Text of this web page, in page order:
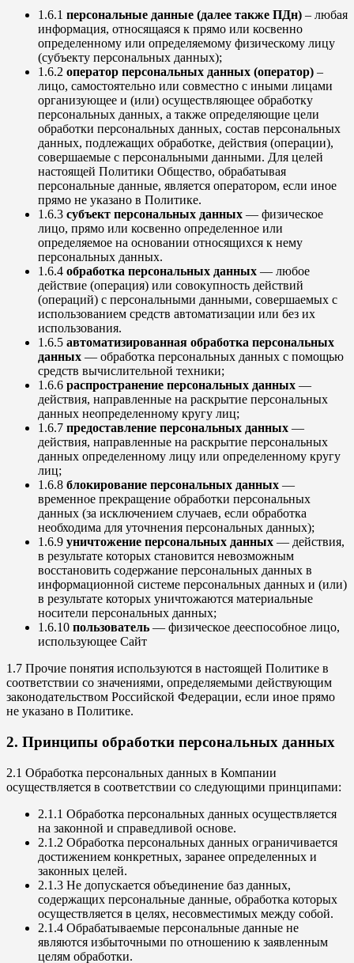
1.6.1 персональные данные (далее также ПДн) – любая
информация, относящаяся к прямо или косвенно
определенному или определяемому физическому лицу
(субъекту персональных данных);
1.6.2 оператор персональных данных (оператор) –
лицо, самостоятельно или совместно с иными лицами
организующее и (или) осуществляющее обработку
персональных данных, а также определяющие цели
обработки персональных данных, состав персональных
данных, подлежащих обработке, действия (операции),
совершаемые с персональными данными. Для целей
настоящей Политики Общество, обрабатывая
персональные данные, является оператором, если иное
прямо не указано в Политике.
1.6.3 субъект персональных данных — физическое
лицо, прямо или косвенно определенное или
определяемое на основании относящихся к нему
персональных данных.
1.6.4 обработка персональных данных — любое
действие (операция) или совокупность действий
(операций) с персональными данными, совершаемых с
использованием средств автоматизации или без их
использования.
1.6.5 автоматизированная обработка персональных
данных — обработка персональных данных с помощью
средств вычислительной техники;
1.6.6 распространение персональных данных —
действия, направленные на раскрытие персональных
данных неопределенному кругу лиц;
1.6.7 предоставление персональных данных —
действия, направленные на раскрытие персональных
данных определенному лицу или определенному кругу
лиц;
1.6.8 блокирование персональных данных —
временное прекращение обработки персональных
данных (за исключением случаев, если обработка
необходима для уточнения персональных данных);
1.6.9 уничтожение персональных данных — действия,
в результате которых становится невозможным
восстановить содержание персональных данных в
информационной системе персональных данных и (или)
в результате которых уничтожаются материальные
носители персональных данных;
1.6.10 пользователь — физическое дееспособное лицо,
использующее Сайт
1.7 Прочие понятия используются в настоящей Политике в
соответствии со значениями, определяемыми действующим
законодательством Российской Федерации, если иное прямо
не указано в Политике.
2. Принципы обработки персональных данных
2.1 Обработка персональных данных в Компании
осуществляется в соответствии со следующими принципами:
2.1.1 Обработка персональных данных осуществляется
на законной и справедливой основе.
2.1.2 Обработка персональных данных ограничивается
достижением конкретных, заранее определенных и
законных целей.
2.1.3 Не допускается объединение баз данных,
содержащих персональные данные, обработка которых
осуществляется в целях, несовместимых между собой.
2.1.4 Обрабатываемые персональные данные не
являются избыточными по отношению к заявленным
целям обработки.